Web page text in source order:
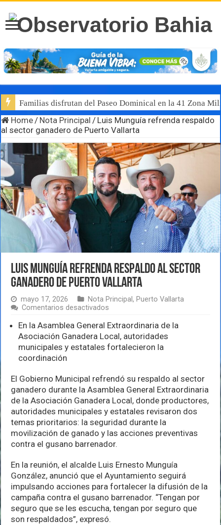
Familias disfrutan del Paseo Dominical en la 41 Zona
Home / Nota Principal / Luis Munguía refrenda respaldo
al sector ganadero de Puerto Vallarta
Luis Munguía refrenda respaldo al sector
ganadero de Puerto Vallarta
mayo 17, 2026 Nota Principal, Puerto Vallarta
Comentarios desactivados
Munguía
refrenda
respaldo
al
Puerto
Vallarta
En la Asamblea General Extraordinaria de la
Asociación Ganadera Local, autoridades
municipales y estatales fortalecieron la
coordinación
El Gobierno Municipal refrendó su respaldo al sector
ganadero durante la Asamblea General Extraordinaria
de la Asociación Ganadera Local, donde productores,
autoridades municipales y estatales revisaron dos
temas prioritarios: la seguridad durante la
movilización de ganado y las acciones preventivas
contra el gusano barrenador.
En la reunión, el alcalde Luis Ernesto Munguía
González, anunció que el Ayuntamiento seguirá
impulsando acciones para fortalecer la difusión de la
campaña contra el gusano barrenador. “Tengan por
seguro que se les escucha, tengan por seguro que
son respaldados”, expresó.